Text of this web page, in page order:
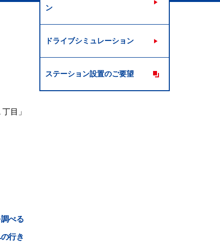
目」
べる
行き
ン
ドライブシミュレーション
ステーション設置のご要望